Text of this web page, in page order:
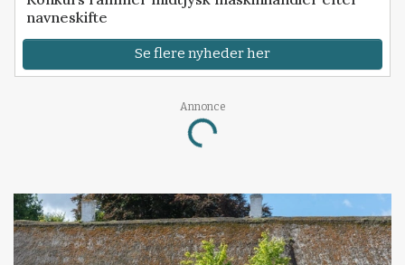
navneskifte
Se flere nyheder her
Annonce
Loading...